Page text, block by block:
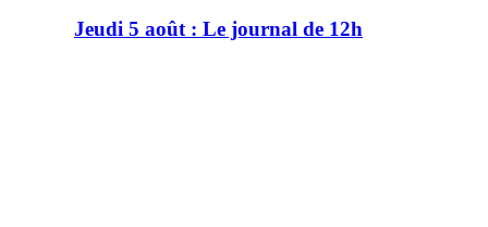
Jeudi 5 août : Le journal de 12h